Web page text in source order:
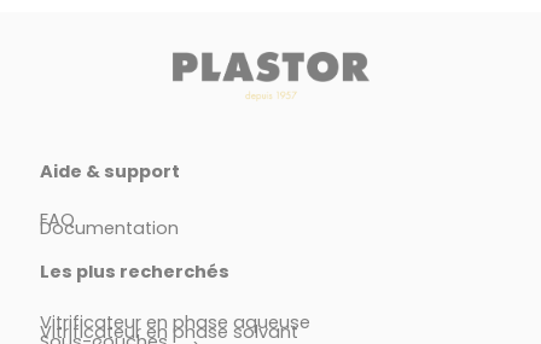
Aide & support
FAQ
Documentation
Les plus recherchés
Vitrificateur en phase aqueuse
Vitrificateur en phase solvant